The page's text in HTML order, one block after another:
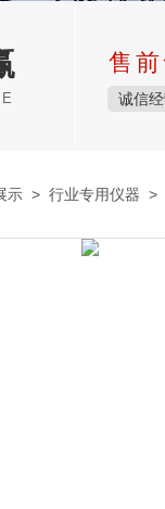
售
诚信
示 > 行业专用仪器 >